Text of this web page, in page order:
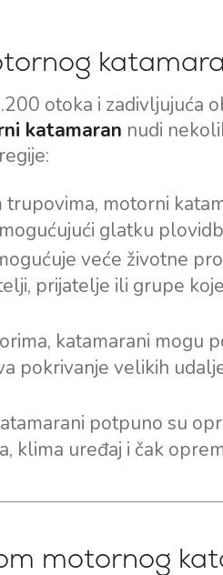
otoka i zadivljujuća
katamaran nudi
trupovima, motorni
glatku
veće životne
prijatelje ili grupe
katamarani mogu
pokrivanje velikih
potpuno su
klima uređaj i čak
motornog